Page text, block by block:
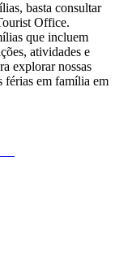
basta consultar
Office.
que incluem
atividades e
explorar nossas
férias em família em